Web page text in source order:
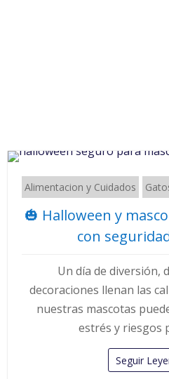
Alimentacion y Cuidados
🎃 Halloween y
con
Un día de diversión,
decoraciones llenan las
nuestras mascotas
estrés y riesgos
Seguir